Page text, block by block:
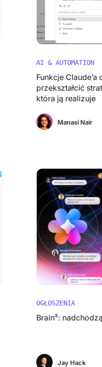
AI & AUTOMATION
Funkcje
przekształcić
która ją realizuje
Manasi Nair
OGŁOSZENIA
Brain²:
Jay Hack